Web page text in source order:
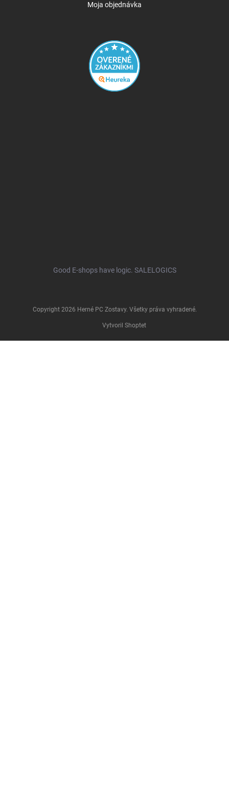
Moja objednávka
Good E-shops have logic. SALELOGICS
Vytvoril Shoptet
Copyright 2026 Herné PC Zostavy. Všetky práva vyhradené.